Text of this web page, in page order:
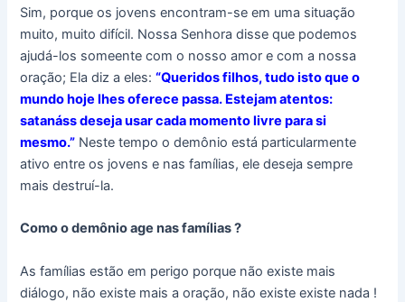
Sim, porque os jovens encontram-se em uma situação
muito, muito difícil. Nossa Senhora disse que podemos
ajudá-los someente com o nosso amor e com a nossa
oração; Ela diz a eles:“Queridos filhos, tudo isto que o
mundo hoje lhes oferece passa. Estejam atentos:
satanáss deseja usar cada momento livre para si
mesmo.” Neste tempo o demônio está particularmente
ativo entre os jovens e nas famílias, ele deseja sempre
mais destruí-la.
Como o demônio age nas famílias ?
As famílias estão em perigo porque não existe mais
diálogo, não existe mais a oração, não existe existe nada !